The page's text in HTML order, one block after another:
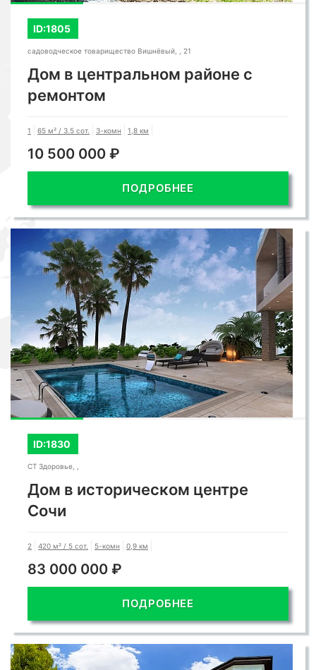
ID:1805
садоводческое товарищество Вишнёвый, , 21
Дом в центральном районе с
ремонтом
1 65 м² / 3.5 сот. 3-комн 1,8 км
10 500 000 ₽
ПОДРОБНЕЕ
ID:1830
СТ Здоровье, ,
Дом в историческом центре
Сочи
2 420 м² / 5 сот. 5-комн 0,9 км
83 000 000 ₽
ПОДРОБНЕЕ